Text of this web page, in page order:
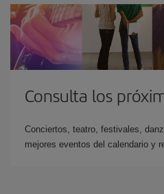
Consulta los
Conciertos, teatro, festivales,
mejores eventos del calendario y